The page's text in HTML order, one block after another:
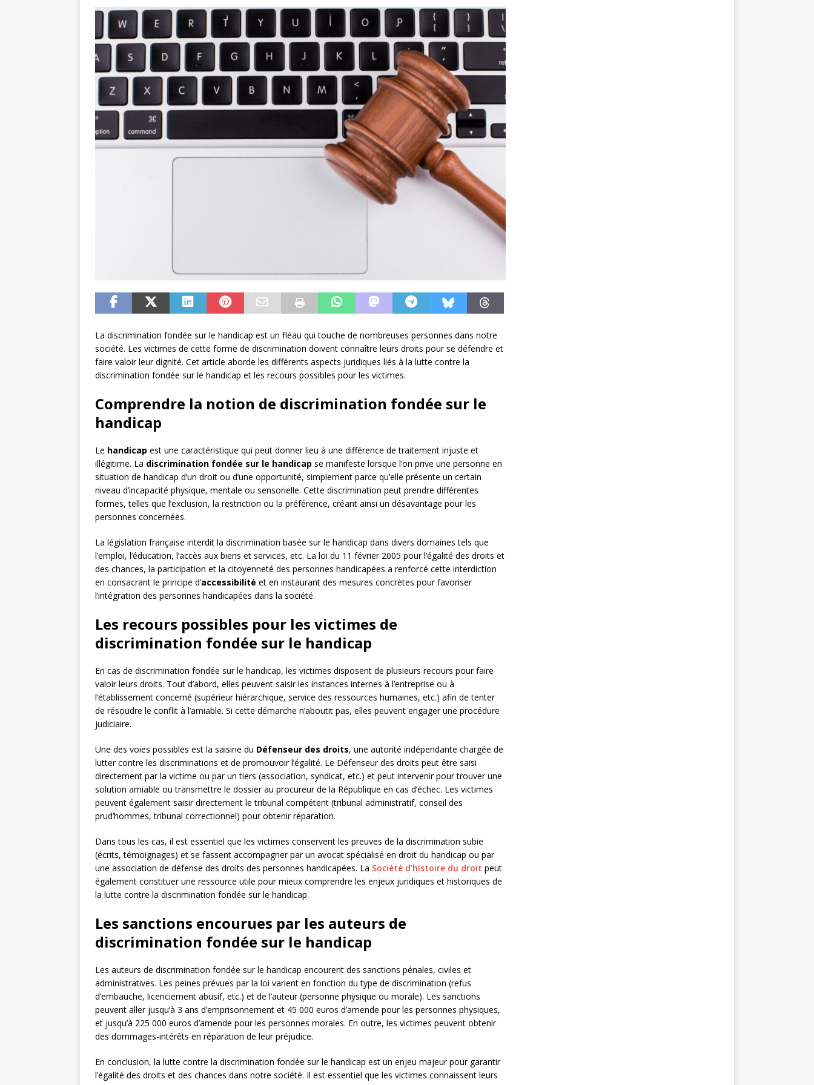
La discrimination fondée sur le handicap est un fléau qui touche de nombreuses personnes dans notre
société. Les victimes de cette forme de discrimination doivent connaître leurs droits pour se défendre et
faire valoir leur dignité. Cet article aborde les différents aspects juridiques liés à la lutte contre la
discrimination fondée sur le handicap et les recours possibles pour les victimes.
Comprendre la notion de discrimination fondée sur le
handicap
Le handicap est une caractéristique qui peut donner lieu à une différence de traitement injuste et
illégitime. La discrimination fondée sur le handicap se manifeste lorsque l’on prive une personne en
situation de handicap d’un droit ou d’une opportunité, simplement parce qu’elle présente un certain
niveau d’incapacité physique, mentale ou sensorielle. Cette discrimination peut prendre différentes
formes, telles que l’exclusion, la restriction ou la préférence, créant ainsi un désavantage pour les
personnes concernées.
La législation française interdit la discrimination basée sur le handicap dans divers domaines tels que
l’emploi, l’éducation, l’accès aux biens et services, etc. La loi du 11 février 2005 pour l’égalité des droits et
des chances, la participation et la citoyenneté des personnes handicapées a renforcé cette interdiction
en consacrant le principe d’accessibilité et en instaurant des mesures concrètes pour favoriser
l’intégration des personnes handicapées dans la société.
Les recours possibles pour les victimes de
discrimination fondée sur le handicap
En cas de discrimination fondée sur le handicap, les victimes disposent de plusieurs recours pour faire
valoir leurs droits. Tout d’abord, elles peuvent saisir les instances internes à l’entreprise ou à
l’établissement concerné (supérieur hiérarchique, service des ressources humaines, etc.) afin de tenter
de résoudre le conflit à l’amiable. Si cette démarche n’aboutit pas, elles peuvent engager une procédure
judiciaire.
Une des voies possibles est la saisine du Défenseur des droits, une autorité indépendante chargée de
lutter contre les discriminations et de promouvoir l’égalité. Le Défenseur des droits peut être saisi
directement par la victime ou par un tiers (association, syndicat, etc.) et peut intervenir pour trouver une
solution amiable ou transmettre le dossier au procureur de la République en cas d’échec. Les victimes
peuvent également saisir directement le tribunal compétent (tribunal administratif, conseil des
prud’hommes, tribunal correctionnel) pour obtenir réparation.
Dans tous les cas, il est essentiel que les victimes conservent les preuves de la discrimination subie
(écrits, témoignages) et se fassent accompagner par un avocat spécialisé en droit du handicap ou par
une association de défense des droits des personnes handicapées. La Société d’histoire du droit peut
également constituer une ressource utile pour mieux comprendre les enjeux juridiques et historiques de
la lutte contre la discrimination fondée sur le handicap.
Les sanctions encourues par les auteurs de
discrimination fondée sur le handicap
Les auteurs de discrimination fondée sur le handicap encourent des sanctions pénales, civiles et
administratives. Les peines prévues par la loi varient en fonction du type de discrimination (refus
d’embauche, licenciement abusif, etc.) et de l’auteur (personne physique ou morale). Les sanctions
peuvent aller jusqu’à 3 ans d’emprisonnement et 45 000 euros d’amende pour les personnes physiques,
et jusqu’à 225 000 euros d’amende pour les personnes morales. En outre, les victimes peuvent obtenir
des dommages-intérêts en réparation de leur préjudice.
En conclusion, la lutte contre la discrimination fondée sur le handicap est un enjeu majeur pour garantir
l’égalité des droits et des chances dans notre société. Il est essentiel que les victimes connaissent leurs